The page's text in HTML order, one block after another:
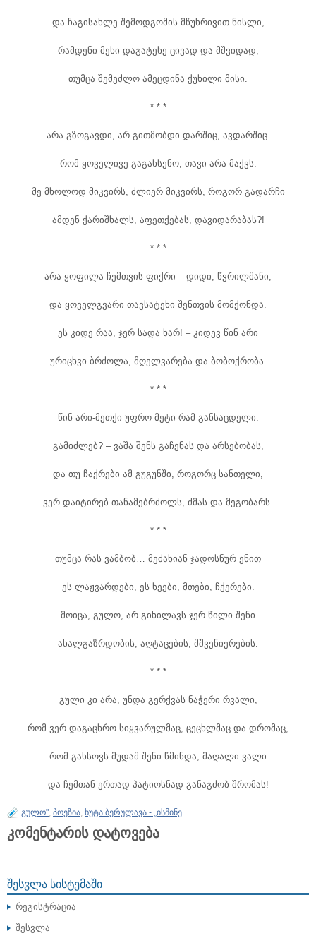
და ჩაგისახლე შემოდგომის მწუხრივით ნისლი,
რამდენი მეხი დაგატეხე ცივად და მშვიდად,
თუმცა შემეძლო ამეცდინა ქუხილი მისი.
* * *
არა გზოგავდი, არ გითმობდი დარშიც, ავდარშიც.
რომ ყოველივე გაგახსენო, თავი არა მაქვს.
მე მხოლოდ მიკვირს, ძლიერ მიკვირს, როგორ გადარჩი
ამდენ ქარიშხალს, აფეთქებას, დავიდარაბას?!
* * *
არა ყოფილა ჩემთვის ფიქრი – დიდი, წვრილმანი,
და ყოველგვარი თავსატეხი შენთვის მომქონდა.
ეს კიდე რაა, ჯერ სადა ხარ! – კიდევ წინ არი
ურიცხვი ბრძოლა, მღელვარება და ბობოქრობა.
* * *
წინ არი-მეთქი უფრო მეტი რამ განსაცდელი.
გამიძლებ? – ვაშა შენს გაჩენას და არსებობას,
და თუ ჩაქრები ამ გუგუნში, როგორც სანთელი,
ვერ დაიტირებ თანამებრძოლს, ძმას და მეგობარს.
* * *
თუმცა რას ვამბობ… მეძახიან ჯადოსნურ ენით
ეს ლაჟვარდები, ეს ხეები, მთები, ჩქერები.
მოიცა, გულო, არ გიხილავს ჯერ წილი შენი
ახალგაზრდობის, აღტაცების, მშვენიერების.
* * *
გული კი არა, უნდა გერქვას ნაჭერი რვალი,
რომ ვერ დაგაცხრო სიყვარულმაც, ცეცხლმაც და დრომაც,
რომ გახსოვს მუდამ შენი წმინდა, მაღალი ვალი
და ჩემთან ერთად პატიოსნად განაგძობ შრომას!
გულო", პოეზია, ხუტა ბერულავა - „ისმინე
კომენტარის დატოვება
ᲨᲔᲡᲕᲚᲐ ᲡᲘᲡᲢᲔᲛᲐᲨᲘ
რეგისტრაცია
შესვლა